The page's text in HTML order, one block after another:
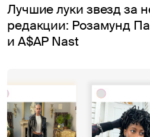
Лучшие луки звезд за
редакции: Розамунд
и A$AP Nast